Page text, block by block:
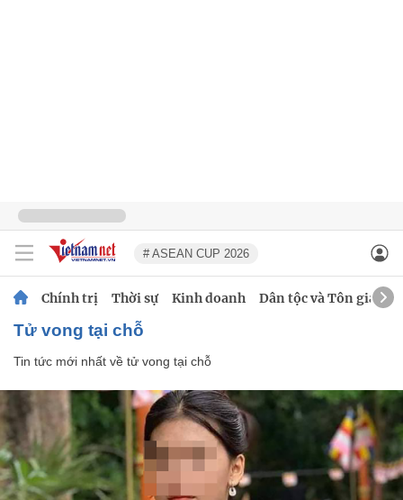
# ASEAN CUP 2026
Chính trị Thời sự Kinh doanh Dân tộc và Tôn giáo
tử vong tại chỗ
Tin tức mới nhất về tử vong tại chỗ